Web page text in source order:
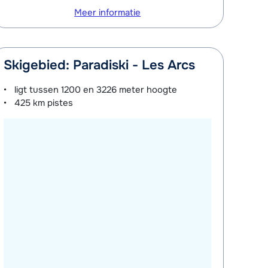
Meer informatie
Skigebied: Paradiski - Les Arcs
ligt tussen1200 en 3226 meter hoogte
425 km pistes